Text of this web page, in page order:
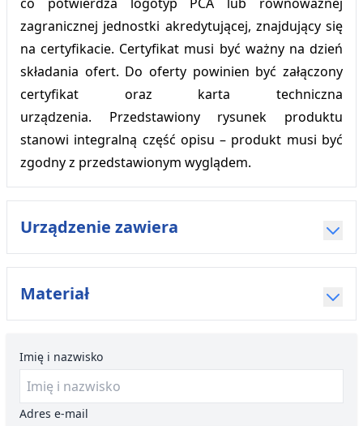
co potwierdza logotyp PCA lub równoważnej
zagranicznej jednostki akredytującej, znajdujący się
na certyfikacie. Certyfikat musi być ważny na dzień
składania ofert. Do oferty powinien być załączony
certyfikat oraz karta techniczna
urządzenia. Przedstawiony rysunek produktu
stanowi integralną część opisu – produkt musi być
zgodny z przedstawionym wyglądem.
Urządzenie zawiera
Materiał
Imię i nazwisko
Adres e-mail